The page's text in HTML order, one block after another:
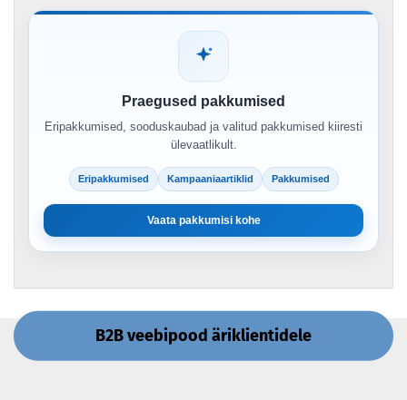
Praegused pakkumised
Eripakkumised, sooduskaubad ja valitud pakkumised kiiresti
ülevaatlikult.
Eripakkumised Kampaaniaartiklid Pakkumised
Vaata pakkumisi kohe
B2B veebipood äriklientidele